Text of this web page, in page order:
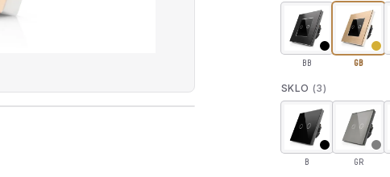
produktové video — Dotykový dvojitý schodišťový vypínač
BB GB
SKLO (3)
B GR